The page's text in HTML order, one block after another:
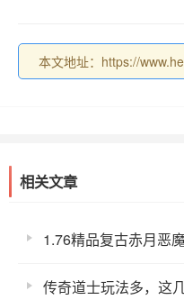
本文地址：https://
相关文章
1.76精品复古赤月恶
传奇道士玩法多，这